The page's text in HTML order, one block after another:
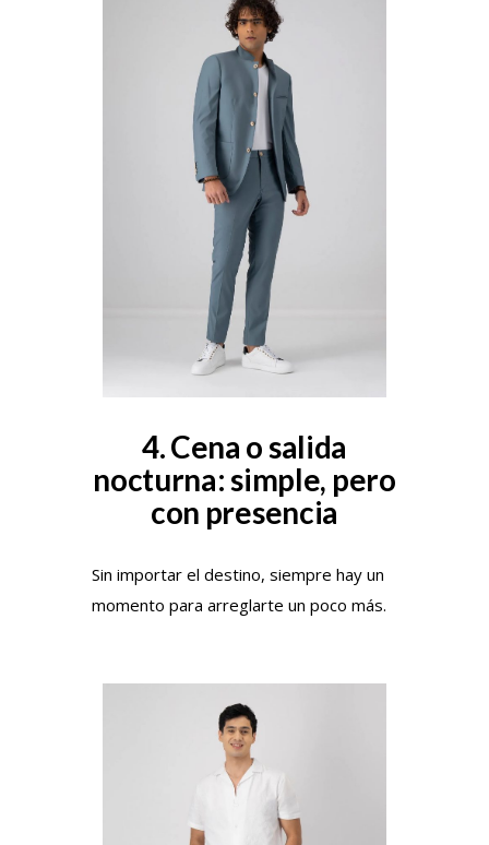
4. Cena o salida
nocturna: simple, pero
con presencia
Sin importar el destino, siempre hay un
momento para arreglarte un poco más.